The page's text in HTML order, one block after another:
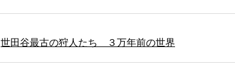
世田谷最古の狩人たち ３万年前の世界